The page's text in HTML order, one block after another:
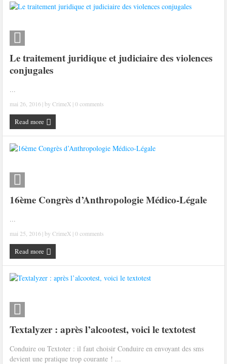
Le traitement juridique et judiciaire des violences
conjugales
...
mai 26, 2016| byCrimeX |0 comments
Read more
16ème Congrès d’Anthropologie Médico-Légale
...
mai 25, 2016| byCrimeX |0 comments
Read more
Textalyzer : après l’alcootest, voici le textotest
Conduire ou Textoter : il faut choisir Conduire en envoyant des sms
devient une pratique trop courante ! ...